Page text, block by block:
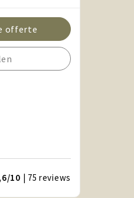
offerte
10 | 75reviews